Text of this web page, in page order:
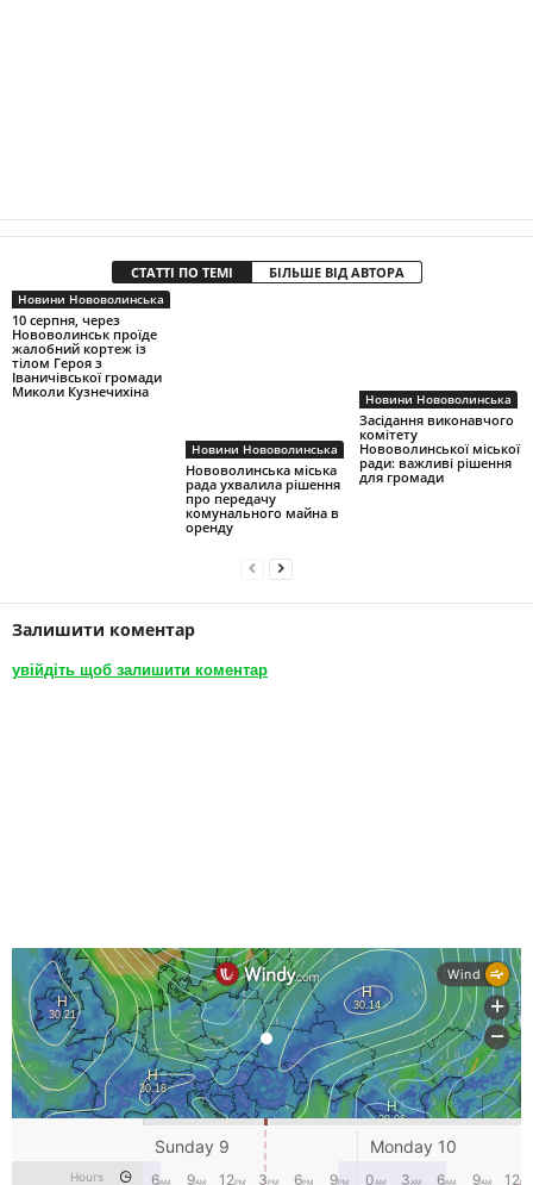
СТАТТІ ПО ТЕМІ БІЛЬШЕ ВІД АВТОРА
Новини Нововолинська
10 серпня, через
Нововолинськ проїде
жалобний кортеж із
тілом Героя з
Іваничівської громади
Миколи Кузнечихіна
Новини Нововолинська
Нововолинська міська
рада ухвалила рішення
про передачу
комунального майна в
оренду
Новини Нововолинська
Засідання виконавчого
комітету
Нововолинської міської
ради: важливі рішення
для громади
Залишити коментар
увійдіть щоб залишити коментар